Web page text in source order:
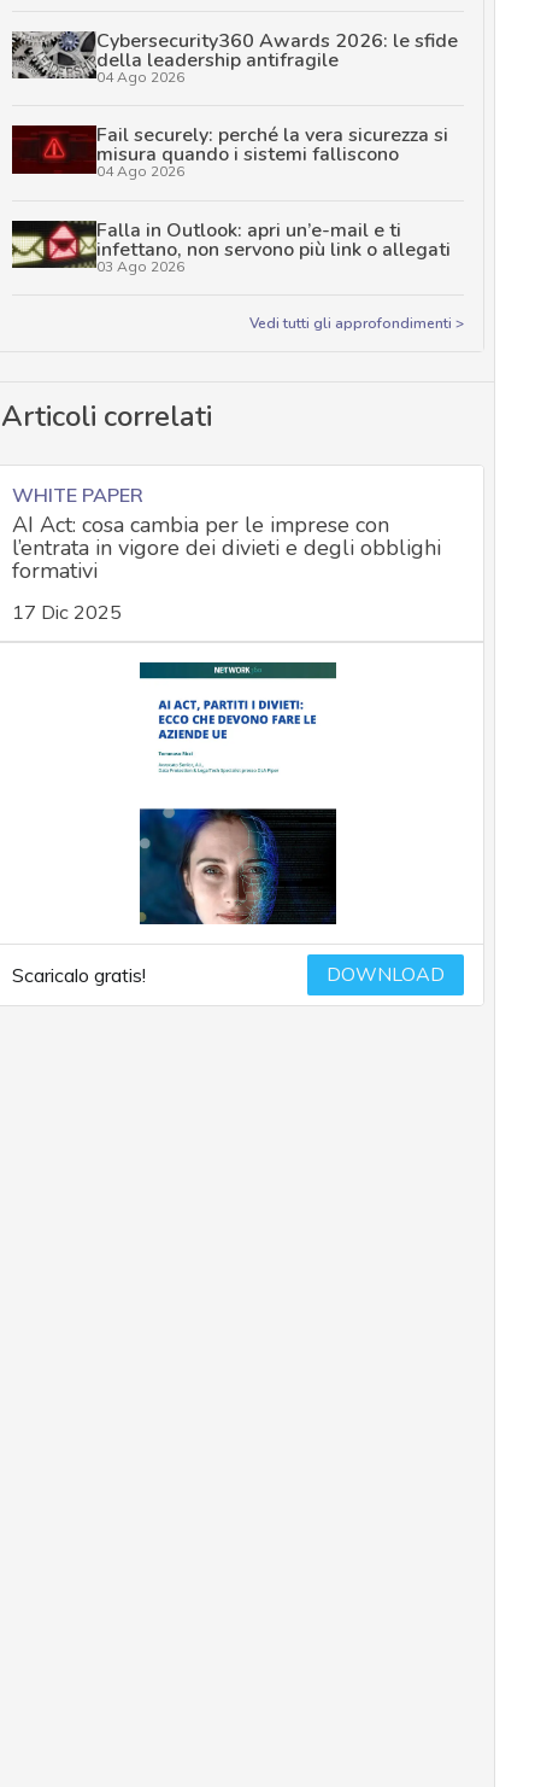
Cybersecurity360 Awards 2026: le sfide
della leadership antifragile
04 Ago 2026
Fail securely: perché la vera sicurezza si
misura quando i sistemi falliscono
04 Ago 2026
Falla in Outlook: apri un’e-mail e ti
infettano, non servono più link o allegati
03 Ago 2026
Vedi tutti gli approfondimenti >
Articoli correlati
WHITE PAPER
AI Act: cosa cambia per le imprese con
l’entrata in vigore dei divieti e degli obblighi
formativi
17 Dic 2025
Scaricalo gratis! DOWNLOAD